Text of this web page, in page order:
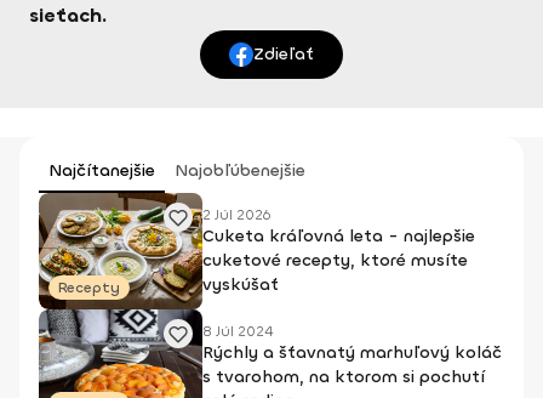
sieťach.
Zdieľať
Najčítanejšie Najobľúbenejšie
Recepty
2 Júl 2026
Cuketa kráľovná leta - najlepšie
cuketové recepty, ktoré musíte
vyskúšať
8 Júl 2024
Rýchly a šťavnatý marhuľový koláč
s tvarohom, na ktorom si pochutí